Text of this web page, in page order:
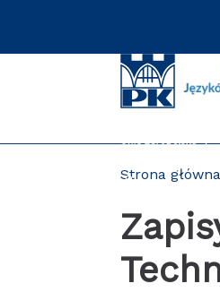
PL
Strona główna